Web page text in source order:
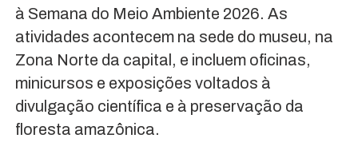
à Semana do Meio Ambiente 2026. As
atividades acontecem na sede do museu, na
Zona Norte da capital, e incluem oficinas,
minicursos e exposições voltados à
divulgação científica e à preservação da
floresta amazônica.